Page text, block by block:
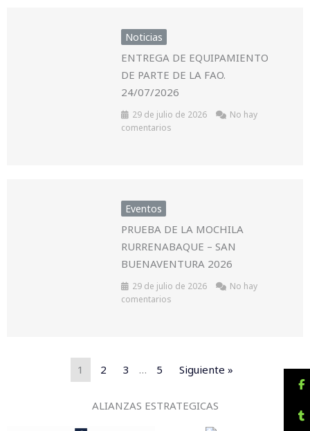
Noticias
ENTREGA DE EQUIPAMIENTO
DE PARTE DE LA FAO.
24/07/2026
29 de julio de 2026
No hay
comentarios
Eventos
PRUEBA DE LA MOCHILA
RURRENABAQUE – SAN
BUENAVENTURA 2026
29 de julio de 2026
No hay
comentarios
1 2 3 … 5 Siguiente »
ALIANZAS ESTRATEGICAS